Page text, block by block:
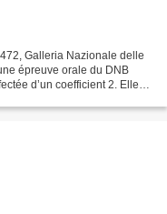
Galleria Nazionale delle
épreuve orale du DNB
d’un coefficient 2. Elle